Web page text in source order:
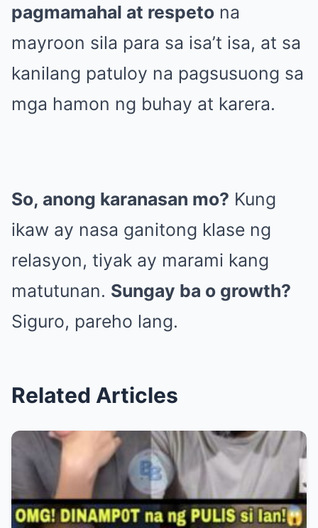
pagmamahal at respeto na
mayroon sila para sa isa’t isa, at sa
kanilang patuloy na pagsusuong sa
mga hamon ng buhay at karera.
So, anong karanasan mo? Kung
ikaw ay nasa ganitong klase ng
relasyon, tiyak ay marami kang
matutunan. Sungay ba o growth?
Siguro, pareho lang.
Related Articles